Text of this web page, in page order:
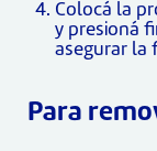
Colocá la
y presioná
asegurar la
Para